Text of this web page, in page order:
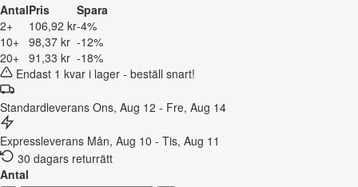
AntalPris
Spara
2+
106,92 kr-4%
10+ 98,37 kr -12%
20+ 91,33 kr -18%
Endast 1 kvar i lager - beställ snart!
Standardleverans Ons, Aug 12 - Fre, Aug 14
Expressleverans Mån, Aug 10 - Tis, Aug 11
30 dagars returrätt
Antal